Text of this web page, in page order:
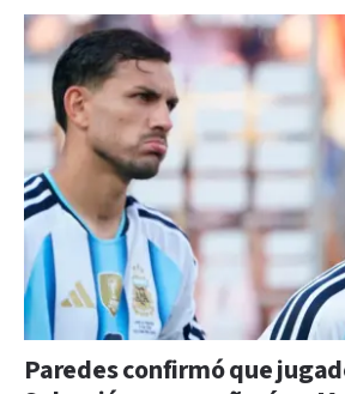
Paredes confirmó que